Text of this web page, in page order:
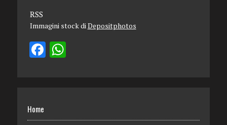
RSS
Immagini stock di Depositphotos
Home